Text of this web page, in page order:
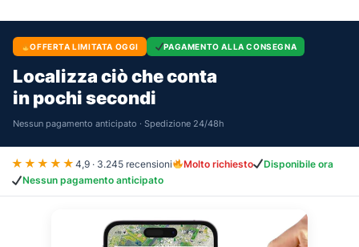
OFFERTA LIMITATA OGGI PAGAMENTO ALLA CONSEGNA
Localizza ciò che conta
in pochi secondi
Nessun pagamento anticipato · Spedizione 24/48h
★★★★★ 4,9 · 3.245 recensioni Molto richiesto
Disponibile ora
Nessun pagamento anticipato